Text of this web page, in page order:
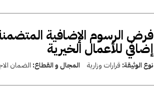
إضافي للأعمال الخيرية
نوع الوثيقة: قرارات وزارية المجال و القطاع: الضمان